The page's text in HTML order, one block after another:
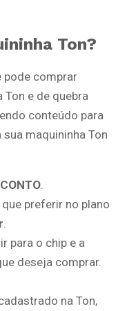
Ton?
pode comprar
Ton e de quebra
conteúdo para
maquininha Ton
.
preferir no plano
.
para o chip e a
deseja comprar.
na Ton,